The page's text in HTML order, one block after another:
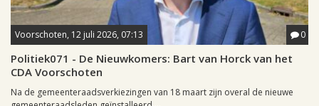
Voorschoten, 12 juli 2026, 07:13 0
Politiek071 - De Nieuwkomers: Bart van Horck van het
CDA Voorschoten
Na de gemeenteraadsverkiezingen van 18 maart zijn overal de nieuwe